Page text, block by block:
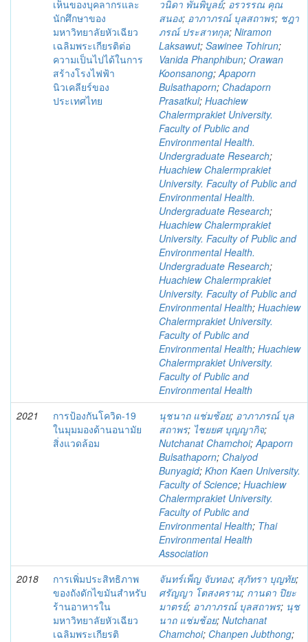
เห็นของบุคลากรและ
นักศึกษาของ
มหาวิทยาลัยหัวเฉียว
เฉลิมพระเกียรติต่อ
ความเป็นไปได้ในการ
สร้างโรงไฟฟ้า
นิวเคลียร์ของ
ประเทศไทย
วนิดา พันพิบูลย์; อรวรรณ คุณ
สนอง; อาภาภรณ์ บุลสถาพร; ชฎา
ภรณ์ ประสาทกุล; Niramon
Laksawut; Sawinee Tohirun;
Vanida Phanphibun; Orawan
Koonsanong;Apaporn
Bulsathaporn; Chadaporn
Prasatkul; Huachiew
Chalermprakiet University.
Faculty of Public and
Environmental Health.
Undergraduate Research;
Huachiew Chalermprakiet
University. Faculty of Public and
Environmental Health.
Undergraduate Research;
Huachiew Chalermprakiet
University. Faculty of Public and
Environmental Health.
Undergraduate Research;
Huachiew Chalermprakiet
University. Faculty of Public and
Environmental Health; Huachiew
Chalermprakiet University.
Faculty of Public and
Environmental Health; Huachiew
Chalermprakiet University.
Faculty of Public and
Environmental Health
2021
การป้องกันโควิด-19
ในมุมมองด้านอนามัย
สิ่งแวดล้อม
นุชนาถ แช่มช้อย; อาภาภรณ์ บุล
สถาพร; ไชยยศ บุญญากิจ;
Nutchanat Chamchoi;Apaporn
Bulsathaporn; Chaiyod
Bunyagid; Khon Kaen University.
Faculty of Science; Huachiew
Chalermprakiet University.
Faculty of Public and
Environmental Health; Thai
Environmental Health
Association
2018
การเพิ่มประสิทธิภาพ
ของถังดักไขมันสำหรับ
ร้านอาหารใน
มหาวิทยาลัยหัวเฉียว
เฉลิมพระเกียรติ
จันทร์เพ็ญ จับทอง; สุภัทรา บุญทัย;
ศรัญญา โตสงคราม; กานดา ปิยะ
มาตรย์; อาภาภรณ์ บุลสถาพร; นุช
นาถ แช่มช้อย; Nutchanat
Chamchoi; Chanpen Jubthong;